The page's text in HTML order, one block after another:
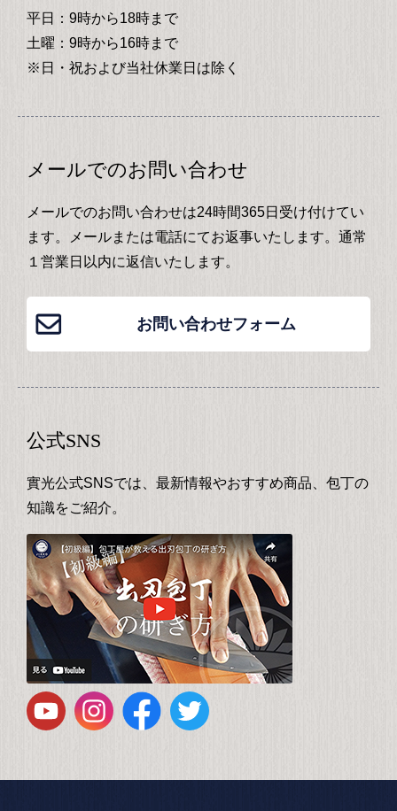
平日：9時から18時まで
土曜：9時から16時まで
※日・祝および当社休業日は除く
メールでのお問い合わせ
メールでのお問い合わせは24時間365日受け付けてい
ます。メールまたは電話にてお返事いたします。通常
１営業日以内に返信いたします。
お問い合わせフォーム
公式SNS
實光公式SNSでは、最新情報やおすすめ商品、包丁の
知識をご紹介。